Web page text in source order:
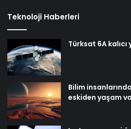
Teknoloji Haberleri
Türksat 6A
Bilim
eskiden yaşam